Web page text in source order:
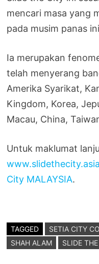
mencari masa yang
pada musim panas ini
Ia merupakan
telah menyerang
Amerika Syarikat,
Kingdom, Korea,
Macau, China,
Untuk maklumat
www.slidethecity.asia
City MALAYSIA.
TAGGED
SETIA CITY
SHAH ALAM
SLIDE